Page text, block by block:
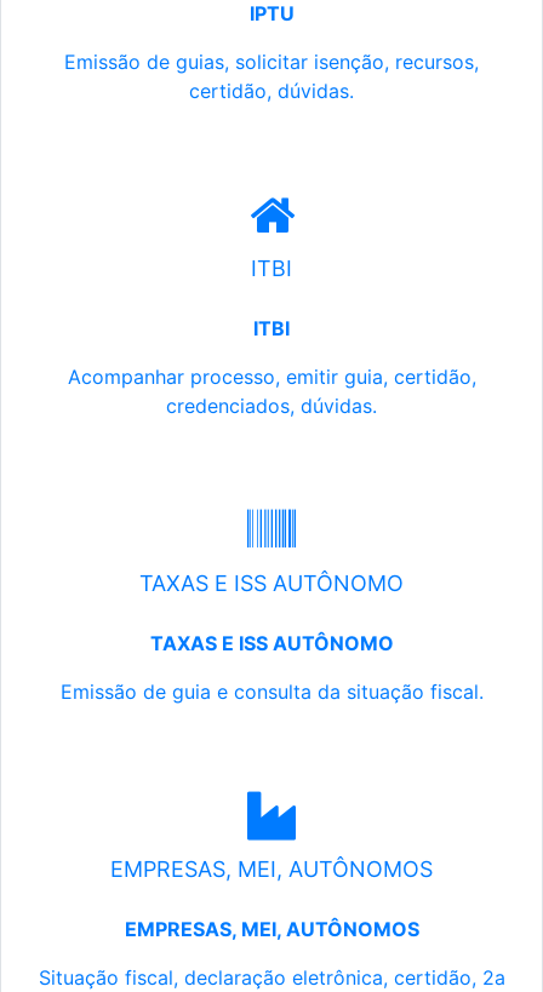
IPTU
Emissão de guias, solicitar isenção, recursos,
certidão, dúvidas.
ITBI
ITBI
Acompanhar processo, emitir guia, certidão,
credenciados, dúvidas.
TAXAS E ISS AUTÔNOMO
TAXAS E ISS AUTÔNOMO
Emissão de guia e consulta da situação fiscal.
EMPRESAS, MEI, AUTÔNOMOS
EMPRESAS, MEI, AUTÔNOMOS
Situação fiscal, declaração eletrônica, certidão, 2a